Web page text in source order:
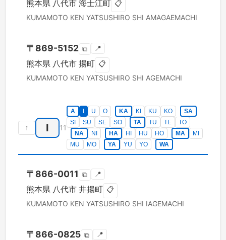
熊本県 八代市 海士江町 📋
KUMAMOTO KEN YATSUSHIRO SHI AMAGAEMACHI
〒 869-5152 ⧉ 📍
熊本県 八代市 揚町 📋
KUMAMOTO KEN YATSUSHIRO SHI AGEMACHI
↑ I 11
A U O KA KI KU KO
SA
SI
SU SE SO TA TU TE
TO
NA
NI HA HI HU HO MA
MI
MU
MO YA YU YO WA
〒 866-0011 ⧉ 📍
熊本県 八代市 井揚町 📋
KUMAMOTO KEN YATSUSHIRO SHI IAGEMACHI
〒 866-0825 ⧉ 📍